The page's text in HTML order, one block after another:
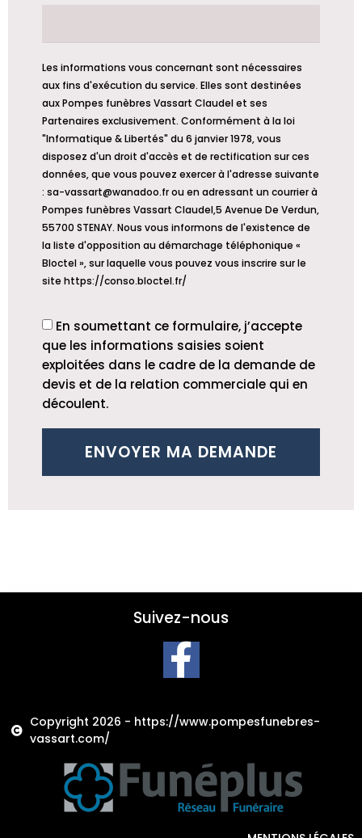
Les informations vous concernant sont nécessaires
aux fins d'exécution du service. Elles sont destinées
aux Pompes funèbres Vassart Claudel et ses
Partenaires exclusivement. Conformément à la loi
"Informatique & Libertés" du 6 janvier 1978, vous
disposez d'un droit d'accès et de rectification sur ces
données, que vous pouvez exercer à l'adresse suivante
: sa-vassart@wanadoo.fr ou en adressant un courrier à
Pompes funèbres Vassart Claudel,5 Avenue De Verdun,
55700 STENAY. Nous vous informons de l'existence de
la liste d'opposition au démarchage téléphonique «
Bloctel », sur laquelle vous pouvez vous inscrire sur le
site https://conso.bloctel.fr/
En soumettant ce formulaire, j’accepte
que les informations saisies soient
exploitées dans le cadre de la demande de
devis et de la relation commerciale qui en
découlent.
ENVOYER MA DEMANDE
Suivez-nous
Copyright 2026 - https://www.pompesfunebres-
vassart.com/